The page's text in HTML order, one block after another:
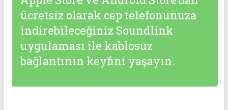
ücretsiz olarak cep telefonunuza
indirebileceğiniz Soundlink
uygulaması ile kablosuz
bağlantının keyfini yaşayın.